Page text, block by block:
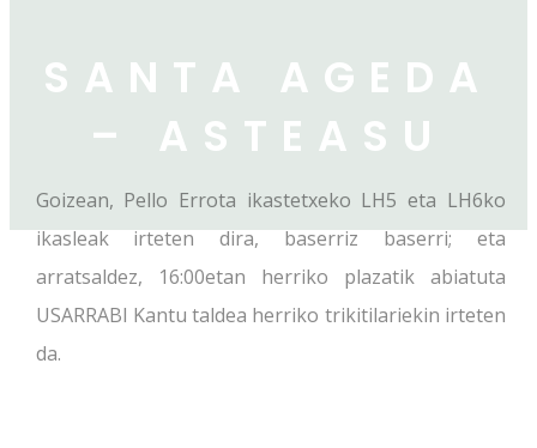
SANTA AGEDA
– ASTEASU
Goizean, Pello Errota ikastetxeko LH5 eta LH6ko
ikasleak irteten dira, baserriz baserri; eta
arratsaldez, 16:00etan herriko plazatik abiatuta
USARRABI Kantu taldea herriko trikitilariekin irteten
da.